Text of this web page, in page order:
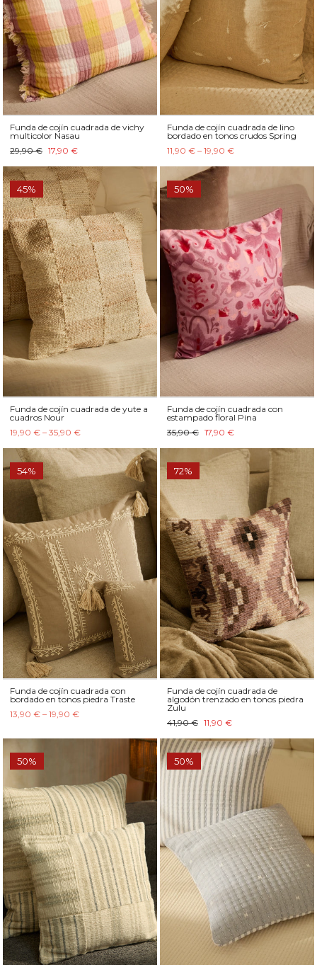
Funda de cojín cuadrada de vichy
multicolor Nasau
29,90 € 17,90 €
Funda de cojín cuadrada de lino
bordado en tonos crudos Spring
11,90 € – 19,90 €
45%
Funda de cojín cuadrada de yute a
cuadros Nour
19,90 € – 35,90 €
50%
Funda de cojín cuadrada con
estampado floral Pina
35,90 € 17,90 €
54%
Funda de cojín cuadrada con
bordado en tonos piedra Traste
13,90 € – 19,90 €
72%
Funda de cojín cuadrada de
algodón trenzado en tonos piedra
Zulu
41,90 € 11,90 €
50% 50%